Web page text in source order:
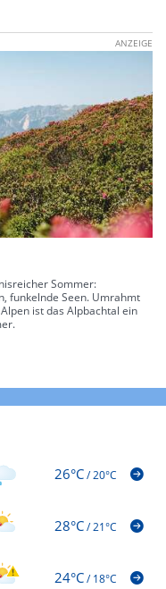
ANZEIGE
Sommer:
funkelnde Seen. Umrahmt
ist das Alpbachtal ein
26°C/20°C
28°C/21°C
24°C/18°C